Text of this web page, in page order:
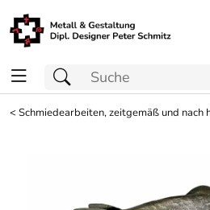
<Schmiedearbeiten, zeitgemäß und nach